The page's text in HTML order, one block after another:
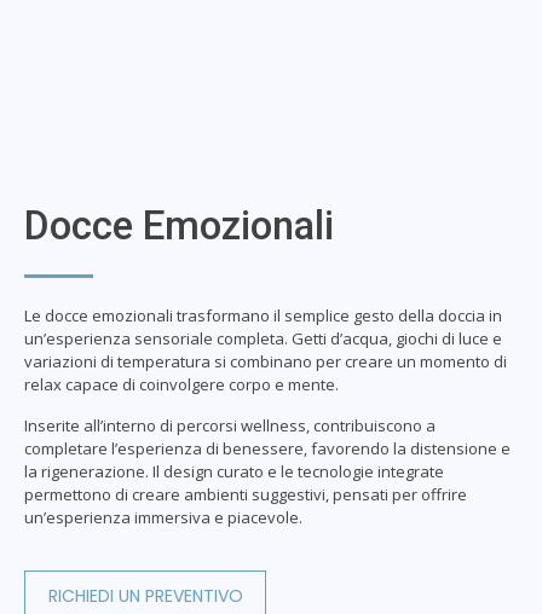
Docce Emozionali
Le docce emozionali trasformano il semplice gesto della doccia in
un’esperienza sensoriale completa. Getti d’acqua, giochi di luce e
variazioni di temperatura si combinano per creare un momento di
relax capace di coinvolgere corpo e mente.
Inserite all’interno di percorsi wellness, contribuiscono a
completare l’esperienza di benessere, favorendo la distensione e
la rigenerazione. Il design curato e le tecnologie integrate
permettono di creare ambienti suggestivi, pensati per offrire
un’esperienza immersiva e piacevole.
RICHIEDI UN PREVENTIVO